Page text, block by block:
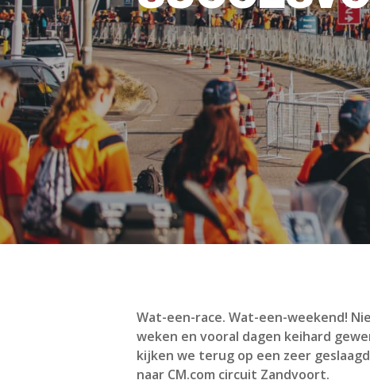
Wat-een-race. Wat-een-weekend!
weken en vooral dagen keihard
kijken we terug op een zeer
naar CM.com circuit Zandvoort.